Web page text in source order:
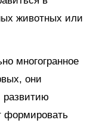
животных или
многогранное
они
формировать